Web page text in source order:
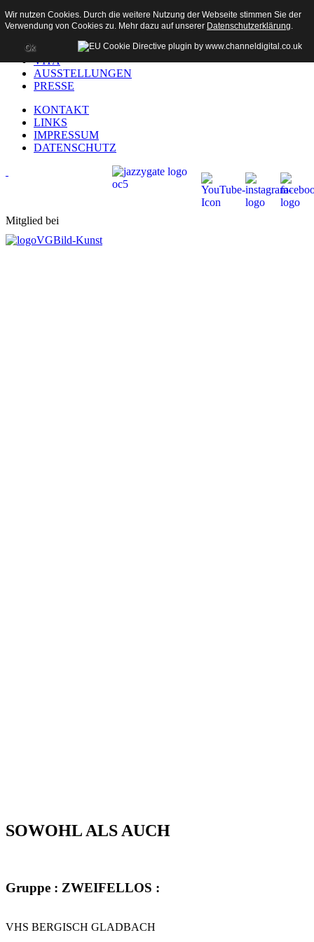
AKTUELL
VITA
AUSSTELLUNGEN
PRESSE
KONTAKT
LINKS
IMPRESSUM
DATENSCHUTZ
Mitglied bei
SOWOHL ALS AUCH
Gruppe : ZWEIFELLOS :
VHS BERGISCH GLADBACH
Wir nutzen Cookies. Durch die weitere Nutzung der Webseite stimmen Sie der
Verwendung von Cookies zu. Mehr dazu auf unserer Datenschutzerklärung.
Ok